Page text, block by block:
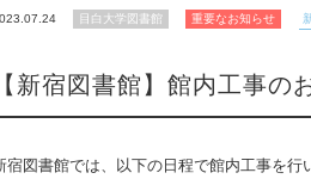
目白大学図書館 重要なお知らせ
【新宿図書館】館内工事の
宿図書館では、以下の日程で館内工事を行